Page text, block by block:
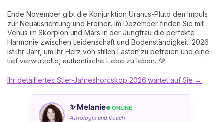
Ende November gibt die Konjunktion Uranus-Pluto den Impuls
zur Neuausrichtung und Freiheit. Im Dezember finden Sie mit
Venus im Skorpion und Mars in der Jungfrau die perfekte
Harmonie zwischen Leidenschaft und Bodenständigkeit. 2026
ist Ihr Jahr, um Ihr Herz von stillen Lasten zu befreien und eine
tief verwurzelte, authentische Liebe zu leben. 💜
Ihr detailliertes Stier-Jahreshoroskop 2026 wartet auf Sie →
✨ Melanie● ONLINE
Astrologin und Coach